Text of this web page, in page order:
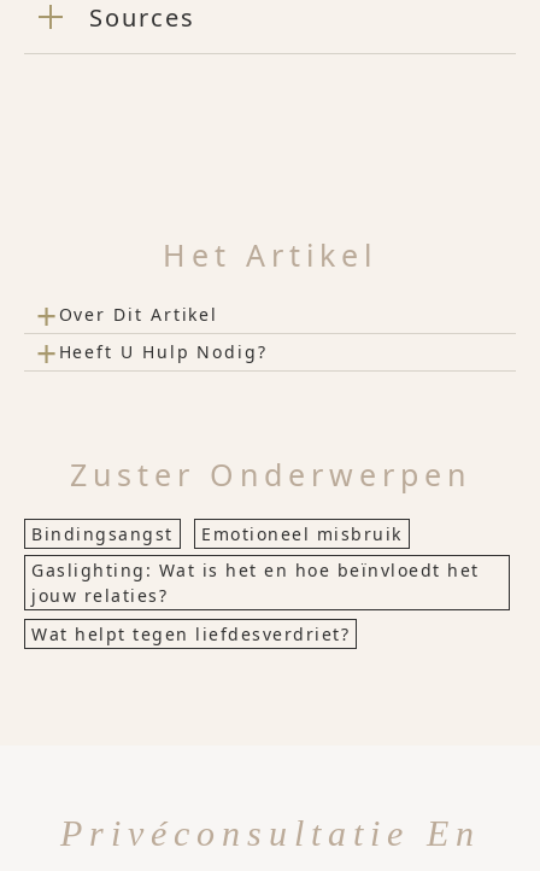
Sources
Het Artikel
+ Over Dit Artikel
+ Heeft U Hulp Nodig?
Zuster Onderwerpen
Bindingsangst
Emotioneel misbruik
Gaslighting: Wat is het en hoe beïnvloedt het
jouw relaties?
Wat helpt tegen liefdesverdriet?
Privéconsultatie En